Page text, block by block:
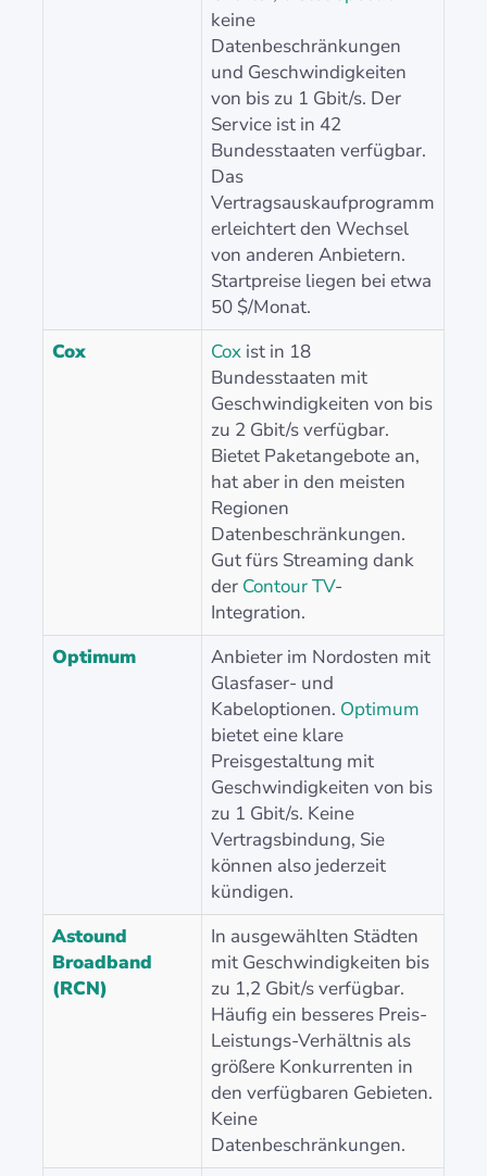
keine
Datenbeschränkungen
und Geschwindigkeiten
von bis zu 1 Gbit/s. Der
Service ist in 42
Bundesstaaten verfügbar.
Das
Vertragsauskaufprogramm
erleichtert den Wechsel
von anderen Anbietern.
Startpreise liegen bei etwa
50 $/Monat.
Cox
Cox ist in 18
Bundesstaaten mit
Geschwindigkeiten von bis
zu 2 Gbit/s verfügbar.
Bietet Paketangebote an,
hat aber in den meisten
Regionen
Datenbeschränkungen.
Gut fürs Streaming dank
der Contour TV-
Integration.
Optimum
Anbieter im Nordosten mit
Glasfaser- und
Kabeloptionen. Optimum
bietet eine klare
Preisgestaltung mit
Geschwindigkeiten von bis
zu 1 Gbit/s. Keine
Vertragsbindung, Sie
können also jederzeit
kündigen.
Astound
Broadband
(RCN)
In ausgewählten Städten
mit Geschwindigkeiten bis
zu 1,2 Gbit/s verfügbar.
Häufig ein besseres Preis-
Leistungs-Verhältnis als
größere Konkurrenten in
den verfügbaren Gebieten.
Keine
Datenbeschränkungen.